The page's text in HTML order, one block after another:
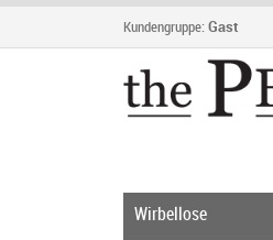
Kundengruppe: Gast
Wirbellose